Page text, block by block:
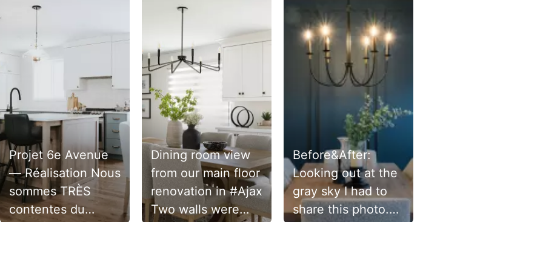
Projet 6e Avenue
— Réalisation Nous
sommes TRÈS
contentes du
Dining room view
from our main floor
renovation in #Ajax
Two walls were
Before&After:
Looking out at the
gray sky I had to
share this photo.